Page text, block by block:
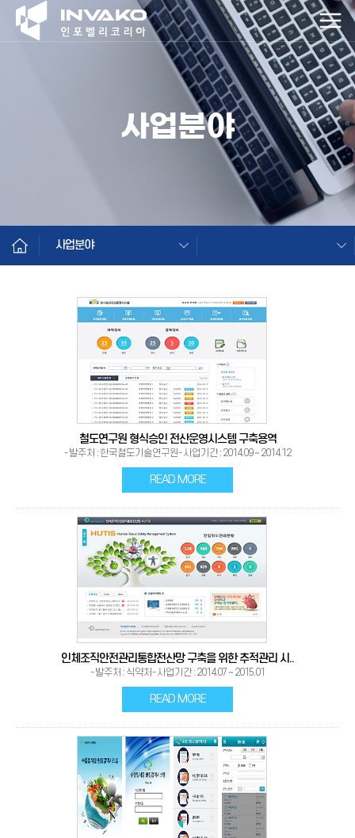
사업분야
사업분야
철도연구원 형식승인 전산운영시스템 구축용역
- 발주처 : 한국철도기술연구원- 사업기간 : 2014.09 ~ 2014.12
READ MORE
인체조직안전관리통합전산망 구축을 위한 추적관리 시..
- 발주처 : 식약처- 사업기간 : 2014.07 ~ 2015.01
READ MORE